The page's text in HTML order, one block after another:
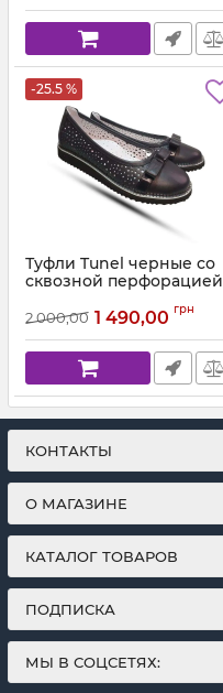
-25.5 %
Туфли Tunel черные со
сквозной перфорацией
Артикул: 200-15-1 С (31-37)
2 000,00 1 490,00 грн
КОНТАКТЫ
О МАГАЗИНЕ
КАТАЛОГ ТОВАРОВ
ПОДПИСКА
МЫ В СОЦСЕТЯХ: